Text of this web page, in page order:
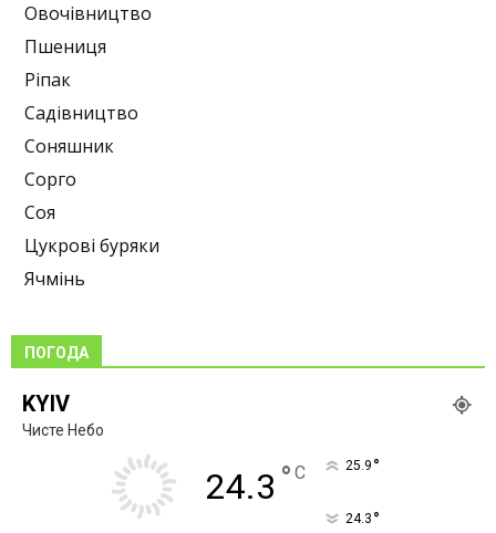
Овочівництво
Пшениця
Ріпак
Садівництво
Соняшник
Сорго
Соя
Цукрові буряки
Ячмінь
ПОГОДА
KYIV
Чисте Небо
24.3 ° C 25.9 °
24.3 °